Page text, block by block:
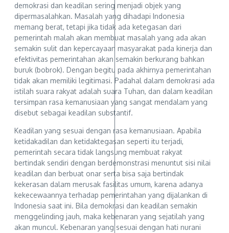
demokrasi dan keadilan sering menjadi objek yang
dipermasalahkan. Masalah yang dihadapi Indonesia
memang berat, tetapi jika tidak ada ketegasan dari
pemerintah malah akan membuat masalah yang ada akan
semakin sulit dan kepercayaan masyarakat pada kinerja dan
efektivitas pemerintahan akan semakin berkurang bahkan
buruk (bobrok). Dengan begitu pada akhirnya pemerintahan
tidak akan memiliki legitimasi. Padahal dalam demokrasi ada
istilah suara rakyat adalah suara Tuhan, dan dalam keadilan
tersimpan rasa kemanusiaan yang sangat mendalam yang
disebut sebagai keadilan substantif.
Keadilan yang sesuai dengan rasa kemanusiaan. Apabila
ketidakadilan dan ketidaktegasan seperti itu terjadi,
pemerintah secara tidak langsung membuat rakyat
bertindak sendiri dengan berdemonstrasi menuntut sisi nilai
keadilan dan berbuat onar serta bisa saja bertindak
kekerasan dalam merusak fasilitas umum, karena adanya
kekecewaannya terhadap pemerintahan yang dijalankan di
Indonesia saat ini. Bila demokrasi dan keadilan semakin
menggelinding jauh, maka kebenaran yang sejatilah yang
akan muncul. Kebenaran yang sesuai dengan hati nurani